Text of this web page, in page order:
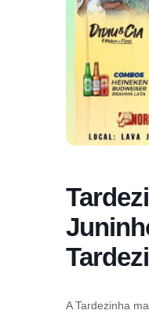
A Tardezinha